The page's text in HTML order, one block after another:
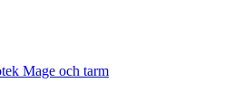
Mage och tarm